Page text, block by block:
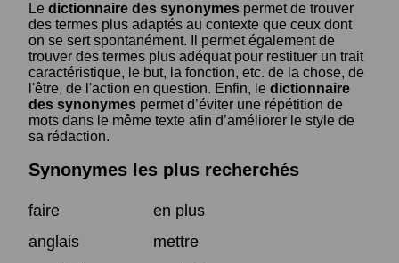
Le dictionnaire des synonymes permet de trouver
des termes plus adaptés au contexte que ceux dont
on se sert spontanément. Il permet également de
trouver des termes plus adéquat pour restituer un trait
caractéristique, le but, la fonction, etc. de la chose, de
l'être, de l'action en question. Enfin, le dictionnaire
des synonymes permet d’éviter une répétition de
mots dans le même texte afin d’améliorer le style de
sa rédaction.
Synonymes les plus recherchés
faire
en plus
anglais
mettre